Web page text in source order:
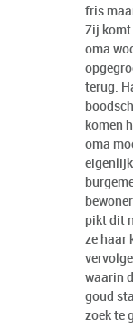
fris
Zij
oma
terug.
komen
oma
pikt dit
ze haar
waarin
goud
zoek te